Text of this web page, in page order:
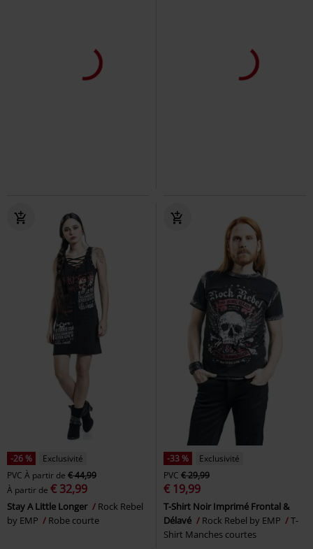
-26 %
Exclusivité
PVC À partir de € 44,99
À partir de € 32,99
Stay A Little Longer
Rock Rebel
by EMP
Robe courte
-33 %
Exclusivité
PVC € 29,99
€ 19,99
T-Shirt Noir Imprimé Frontal &
Délavé
Rock Rebel by EMP
T-
Shirt Manches courtes